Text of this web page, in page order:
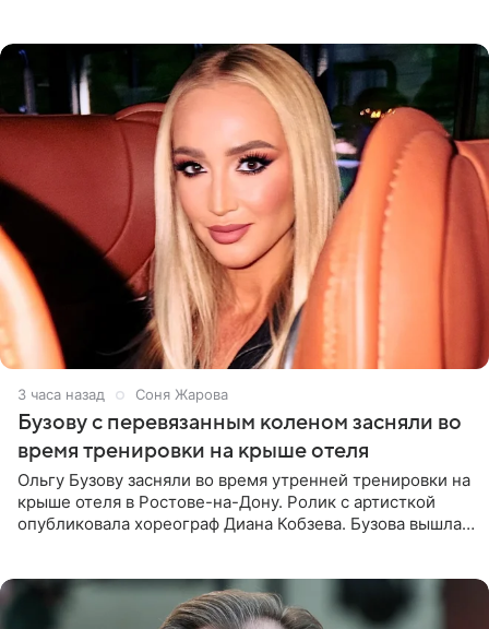
3 часа назад Соня Жарова
Бузову с перевязанным коленом засняли во
время тренировки на крыше отеля
Ольгу Бузову засняли во время утренней тренировки на
крыше отеля в Ростове-на-Дону. Ролик с артисткой
опубликовала хореограф Диана Кобзева. Бузова вышла